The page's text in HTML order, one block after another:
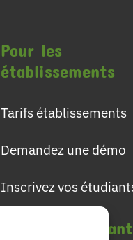
Pour les
établissements
Tarifs établissements
Demandez une démo
Inscrivez vos
Pour les